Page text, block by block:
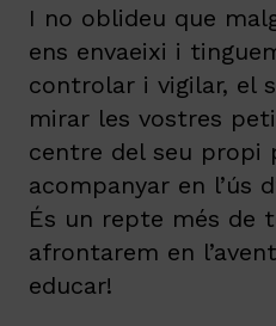
I no oblideu que
ens envaeixi i
controlar i vigilar, el
mirar les vostres
centre del seu propi
acompanyar en l’ús
És un repte més de
afrontarem en
educar!